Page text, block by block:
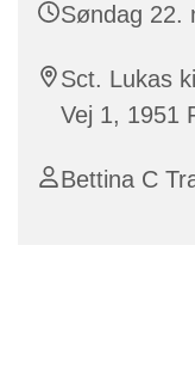
Søndag 22.
Sct. Lukas
Vej 1, 1951
Bettina C